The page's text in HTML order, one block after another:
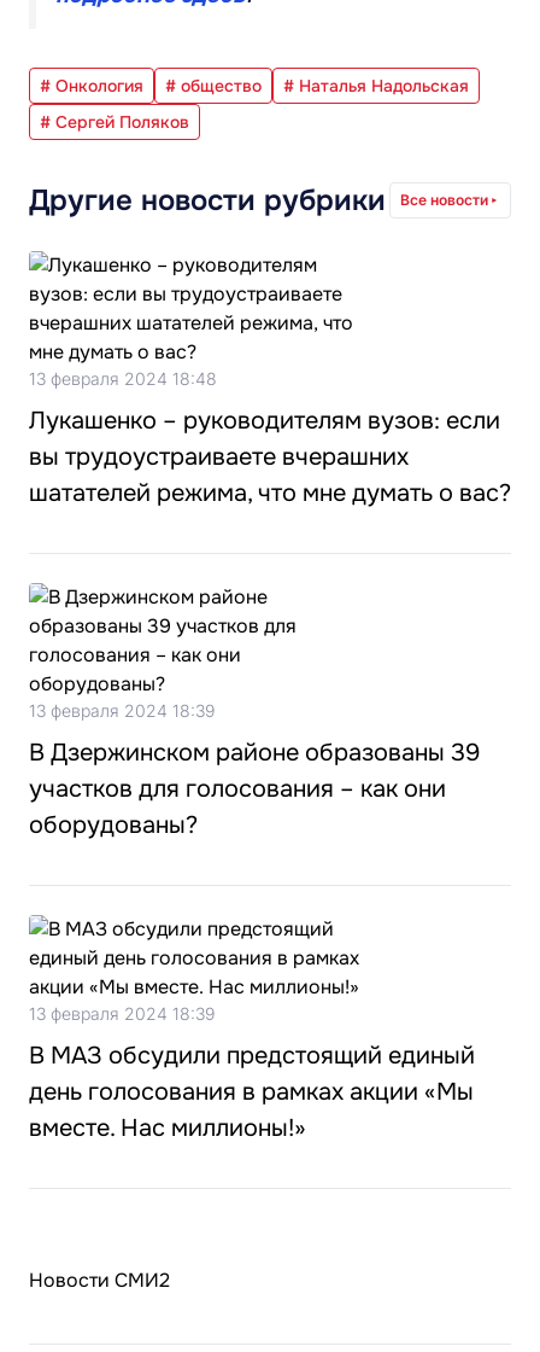
# Онкология # общество
# Наталья Надольская
# Сергей Поляков
Другие новости рубрики Все новости
13 февраля 2024 18:48
Лукашенко – руководителям вузов: если
вы трудоустраиваете вчерашних
шатателей режима, что мне думать о вас?
13 февраля 2024 18:39
В Дзержинском районе образованы 39
участков для голосования – как они
оборудованы?
13 февраля 2024 18:39
В МАЗ обсудили предстоящий единый
день голосования в рамках акции «Мы
вместе. Нас миллионы!»
Новости СМИ2